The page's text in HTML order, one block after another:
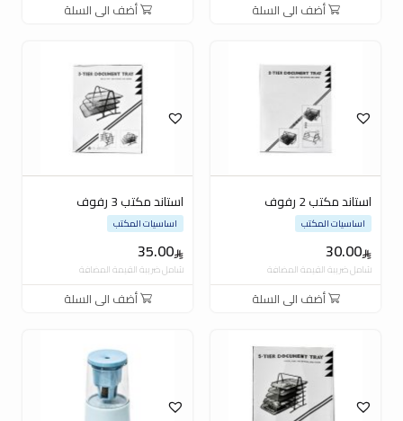
أضف الى السلة أضف الى السلة
استاند مكتب 2 رفوف
30.00
اساسيات المكتب
شامل ضريبة القيمة المضافة
أضف الى السلة
استاند مكتب 3 رفوف
35.00
اساسيات المكتب
شامل ضريبة القيمة المضافة
أضف الى السلة